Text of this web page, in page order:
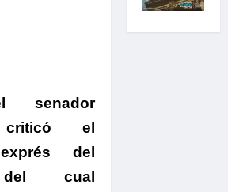
senador
el
del
del cual